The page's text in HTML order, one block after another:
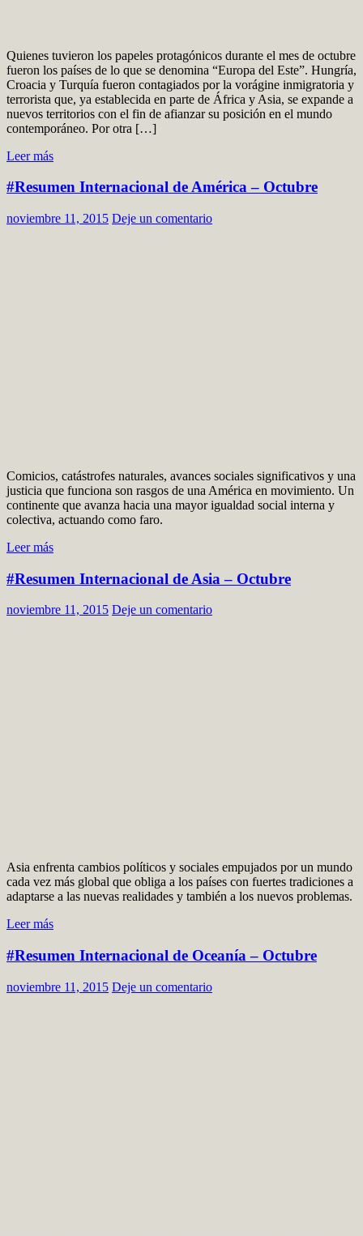
Quienes tuvieron los papeles protagónicos durante el mes de octubre
fueron los países de lo que se denomina “Europa del Este”. Hungría,
Croacia y Turquía fueron contagiados por la vorágine inmigratoria y
terrorista que, ya establecida en parte de África y Asia, se expande a
nuevos territorios con el fin de afianzar su posición en el mundo
contemporáneo. Por otra […]
Leer más
#Resumen Internacional de América – Octubre
noviembre 11, 2015 Deje un comentario
Comicios, catástrofes naturales, avances sociales significativos y una
justicia que funciona son rasgos de una América en movimiento. Un
continente que avanza hacia una mayor igualdad social interna y
colectiva, actuando como faro.
Leer más
#Resumen Internacional de Asia – Octubre
noviembre 11, 2015 Deje un comentario
Asia enfrenta cambios políticos y sociales empujados por un mundo
cada vez más global que obliga a los países con fuertes tradiciones a
adaptarse a las nuevas realidades y también a los nuevos problemas.
Leer más
#Resumen Internacional de Oceanía – Octubre
noviembre 11, 2015 Deje un comentario